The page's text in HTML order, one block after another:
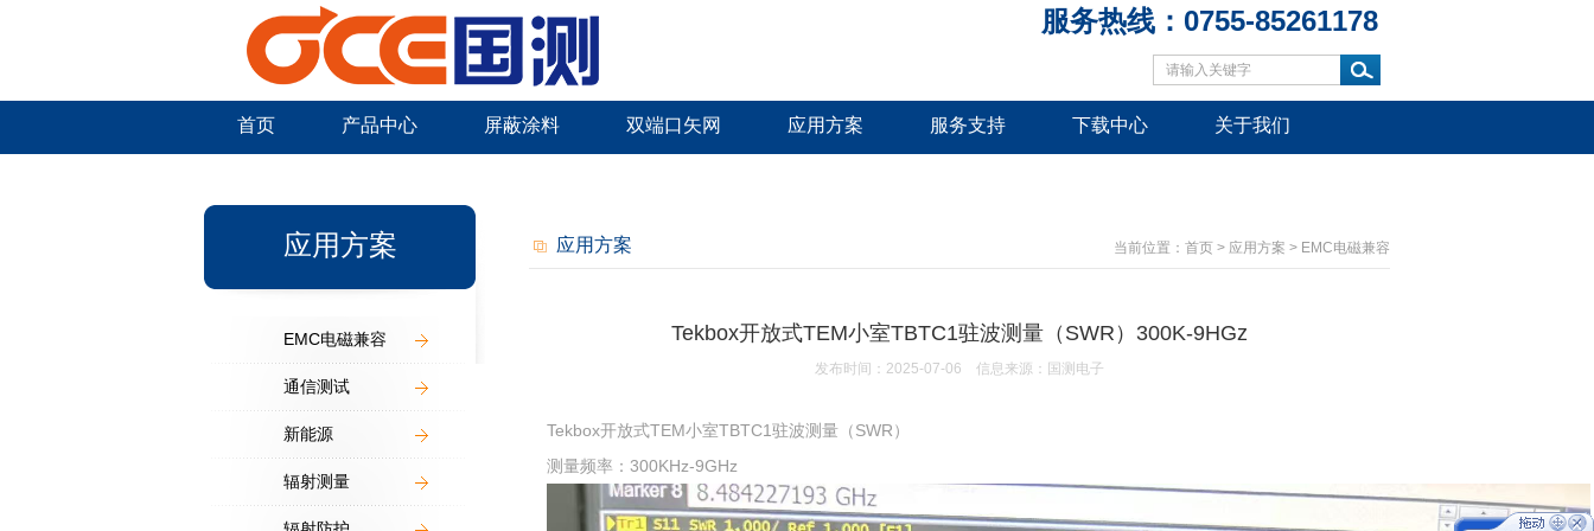
服务热线：0755-85261178
首页 产品中心 屏蔽涂料 双端口矢网 应用方案 服务支持 下载中心 关于我们
应用方案
EMC电磁兼容
通信测试
新能源
辐射测量
当前位置： 首页 > 应用方案 > EMC电磁兼容
应用方案
Tekbox开放式TEM小室TBTC1驻波测量（SWR）300K-9HGz
发布时间： 2025-07-06 信息来源： 国测电子
Tekbox开放式TEM小室TBTC1驻波测量（SWR）
测量频率：300KHz-9GHz